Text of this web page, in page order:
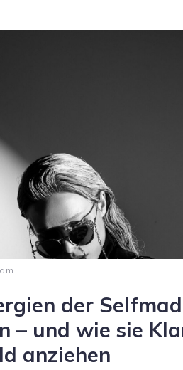
der
– und wie sie
anziehen